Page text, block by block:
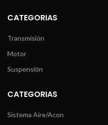
CATEGORIAS
Transmisión
Motor
Suspensión
CATEGORIAS
Sistema Aire/Acon